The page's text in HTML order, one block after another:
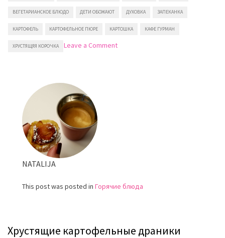
ВЕГЕТАРИАНСКОЕ БЛЮДО ДЕТИ ОБОЖАЮТ ДУХОВКА ЗАПЕКАНКА
КАРТОФЕЛЬ КАРТОФЕЛЬНОЕ ПЮРЕ КАРТОШКА КАФЕ ГУРМАН
ХРУСТЯЩЯЯ КОРОЧКА Leave a Commenton
NATALIJA
This post was posted in Горячие блюда
Хрустящие картофельные драники